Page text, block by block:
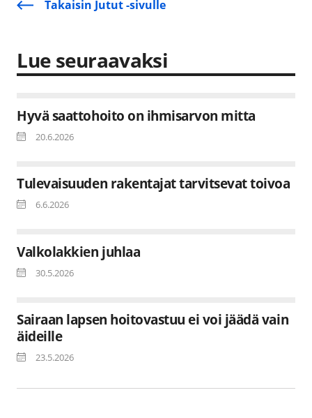
Takaisin Jutut -sivulle
Lue seuraavaksi
Hyvä saattohoito on ihmisarvon mitta
20.6.2026
Tulevaisuuden rakentajat tarvitsevat toivoa
6.6.2026
Valkolakkien juhlaa
30.5.2026
Sairaan lapsen hoitovastuu ei voi jäädä vain
äideille
23.5.2026